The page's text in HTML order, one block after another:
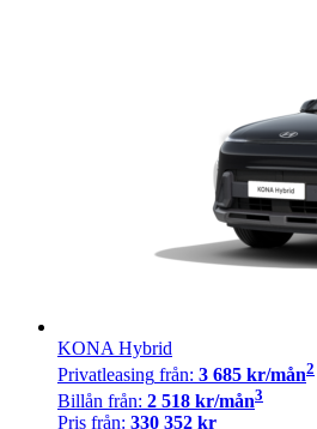
KONA Hybrid
Privatleasing från: 3 685 kr/mån2
Billån från: 2 518 kr/mån3
Pris från: 330 352 kr